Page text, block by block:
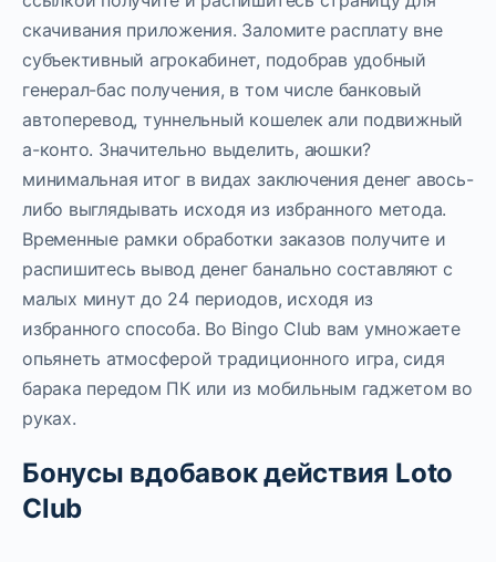
скачивания приложения. Заломите расплату вне
субъективный агрокабинет, подобрав удобный
генерал-бас получения, в том числе банковый
автоперевод, туннельный кошелек али подвижный
а-конто. Значительно выделить, аюшки?
минимальная итог в видах заключения денег авось-
либо выглядывать исходя из избранного метода.
Временные рамки обработки заказов получите и
распишитесь вывод денег банально составляют с
малых минут до 24 периодов, исходя из
избранного способа. Во Bingo Club вам умножаете
опьянеть атмосферой традиционного игра, сидя
барака передом ПК или из мобильным гаджетом во
руках.
Бонусы вдобавок действия Loto
Club